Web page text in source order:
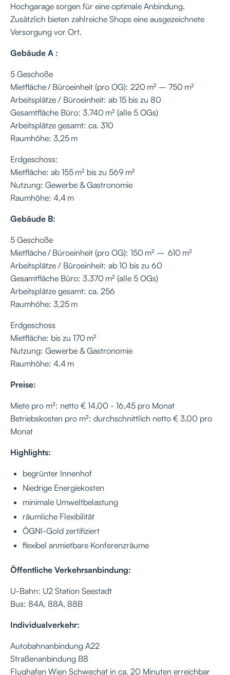
Hochgarage sorgen für eine optimale Anbindung.
Zusätzlich bieten zahlreiche Shops eine ausgezeichnete
Versorgung vor Ort.
Gebäude A :
5 Geschoße
Mietfläche / Büroeinheit (pro OG): 220 m² – 750 m²
Arbeitsplätze / Büroeinheit: ab 15 bis zu 80
Gesamtfläche Büro: 3.740 m² (alle 5 OGs)
Arbeitsplätze gesamt: ca. 310
Raumhöhe: 3,25 m
Erdgeschoss:
Mietfläche: ab 155 m² bis zu 569 m²
Nutzung: Gewerbe & Gastronomie
Raumhöhe: 4,4 m
Gebäude B:
5 Geschoße
Mietfläche / Büroeinheit (pro OG): 150 m² – 610 m²
Arbeitsplätze / Büroeinheit: ab 10 bis zu 60
Gesamtfläche Büro: 3.370 m² (alle 5 OGs)
Arbeitsplätze gesamt: ca. 256
Raumhöhe: 3,25 m
Erdgeschoss
Mietfläche: bis zu 170 m²
Nutzung: Gewerbe & Gastronomie
Raumhöhe: 4,4 m
Preise:
Miete pro m²: netto € 14,00 - 16,45 pro Monat
Betriebskosten pro m²: durchschnittlich netto € 3,00 pro
Monat
Highlights:
begrünter Innenhof
Niedrige Energiekosten
minimale Umweltbelastung
räumliche Flexibilität
ÖGNI-Gold zertifiziert
flexibel anmietbare Konferenzräume
Öffentliche Verkehrsanbindung:
U-Bahn: U2 Station Seestadt
Bus: 84A, 88A, 88B
Individualverkehr:
Autobahnanbindung A22
Straßenanbindung B8
Flughafen Wien Schwechat in ca. 20 Minuten erreichbar